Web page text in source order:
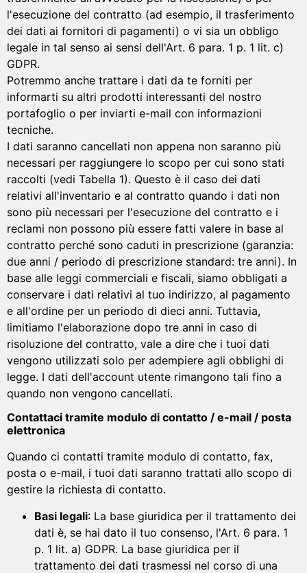
l'esecuzione del contratto (ad esempio, il trasferimento
dei dati ai fornitori di pagamenti) o vi sia un obbligo
legale in tal senso ai sensi dell'Art. 6 para. 1 p. 1 lit. c)
GDPR.
Potremmo anche trattare i dati da te forniti per
informarti su altri prodotti interessanti del nostro
portafoglio o per inviarti e-mail con informazioni
tecniche.
I dati saranno cancellati non appena non saranno più
necessari per raggiungere lo scopo per cui sono stati
raccolti (vedi Tabella 1). Questo è il caso dei dati
relativi all'inventario e al contratto quando i dati non
sono più necessari per l'esecuzione del contratto e i
reclami non possono più essere fatti valere in base al
contratto perché sono caduti in prescrizione (garanzia:
due anni / periodo di prescrizione standard: tre anni). In
base alle leggi commerciali e fiscali, siamo obbligati a
conservare i dati relativi al tuo indirizzo, al pagamento
e all'ordine per un periodo di dieci anni. Tuttavia,
limitiamo l'elaborazione dopo tre anni in caso di
risoluzione del contratto, vale a dire che i tuoi dati
vengono utilizzati solo per adempiere agli obblighi di
legge. I dati dell'account utente rimangono tali fino a
quando non vengono cancellati.
Contattaci tramite modulo di contatto / e-mail / posta
elettronica
Quando ci contatti tramite modulo di contatto, fax,
posta o e-mail, i tuoi dati saranno trattati allo scopo di
gestire la richiesta di contatto.
Basi legali: La base giuridica per il trattamento dei
dati è, se hai dato il tuo consenso, l'Art. 6 para. 1
p. 1 lit. a) GDPR. La base giuridica per il
trattamento dei dati trasmessi nel corso di una